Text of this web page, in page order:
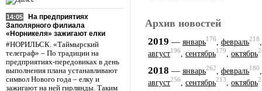
14:05
На предприятиях
Заполярного филиала
«Норникеля» зажигают елки
#НОРИЛЬСК. «Таймырский
телеграф» – По традиции на
предприятиях-передовиках в день
выполнения плана устанавливают
символ Нового года – елку и
зажигают на ней гирлянды. Таким
Архив новостей
2019 — январь176 февраль218
август196, сентябрь179, октябрь
2018 — январь262 февраль180
август256, сентябрь213, октябрь